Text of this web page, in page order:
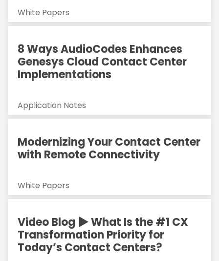
White Papers
8 Ways AudioCodes Enhances
Genesys Cloud Contact Center
Implementations
Application Notes
Modernizing Your Contact Center
with Remote Connectivity
White Papers
Video Blog ▶ What Is the #1 CX
Transformation Priority for
Today’s Contact Centers?